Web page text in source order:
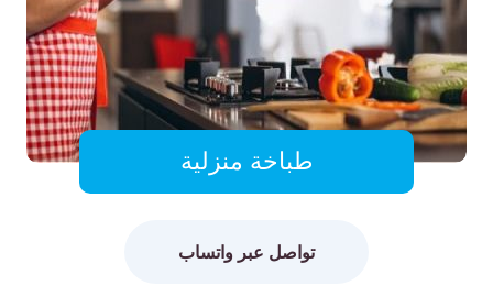
طباخة منزلية
تواصل عبر واتساب